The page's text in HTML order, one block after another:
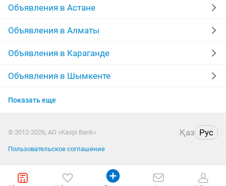
шкаф для одежды бу
шкафы с зеркалами гардеробный шкаф
детский шкафчик стеллажи шкафы
шкафы шифонеры
Объявления в Астане
Объявления в Алматы
Объявления в Караганде
Объявления в Шымкенте
Объявления в Усть-Каменогорске
Объявления в Павлодаре
Показать еще
© 2012-2026, АО «Kaspi Bank» Қаз Рус
Пользовательское соглашение